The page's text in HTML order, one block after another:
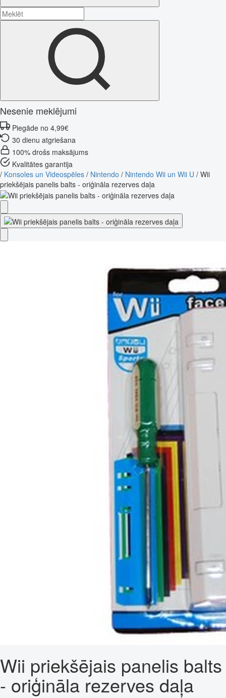
Nesenie meklējumi
Piegāde no 4,99€
30 dienu atgriešana
100% drošs maksājums
Kvalitātes garantija
/ Konsoles un Videospēles / Nintendo / Nintendo Wii un Wii U / Wii
priekšējais panelis balts - oriģināla rezerves daļa
Wii priekšējais panelis balts
- oriģināla rezerves daļa